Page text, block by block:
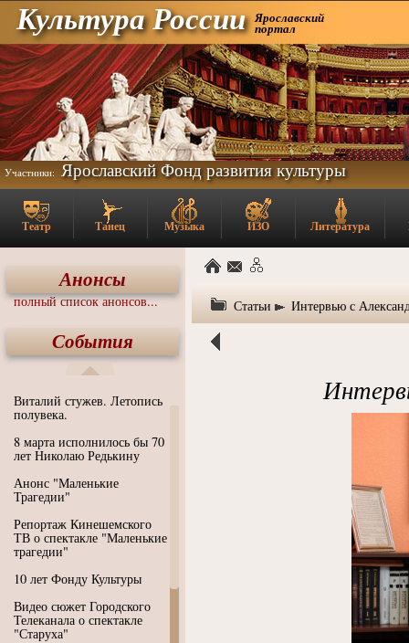
Культура России Ярославский
портал
Участники: Ярославский Фонд развития культуры
Театр Танец Музыка ИЗО Литература
Анонсы
полный список анонсов...
События
Виталий стужев. Летопись
полувека.
8 марта исполнилось бы 70
лет Николаю Редькину
Анонс "Маленькие
Трагедии"
Репортаж Кинешемского
ТВ о спектакле "Маленькие
трагедии"
10 лет Фонду Культуры
Видео сюжет Городского
Телеканала о спектакле
"Старуха"
Статьи Интервью с